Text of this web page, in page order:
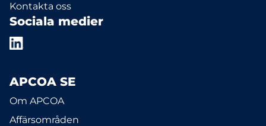
Kontakta oss
Sociala medier
APCOA SE
Om APCOA
Affärsområden